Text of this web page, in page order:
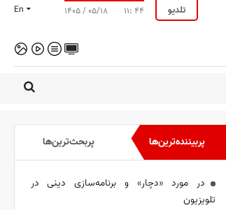
En ۱۴۰۵ / ۰۵/۱۸ ۱۱: ۴۴ تلدیو
پربیننده‌ترین‌ها پربحث‌ترین‌ها
در مورد «دچار» و برنامه‌سازی دینی در
تلویزیون